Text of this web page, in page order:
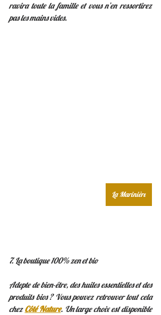
ravira toute la famille et vous n’en ressortirez
pas les mains vides.
La Marinière
7. La boutique 100% zen et bio
Adepte de bien-être, des huiles essentielles et des
produits bios ? Vous pouvez retrouver tout cela
chez Côté Nature. Un large choix est disponible